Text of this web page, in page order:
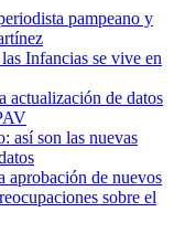
pampeano y
Infancias se vive en
actualización de datos
así son las nuevas
aprobación de nuevos
sobre el